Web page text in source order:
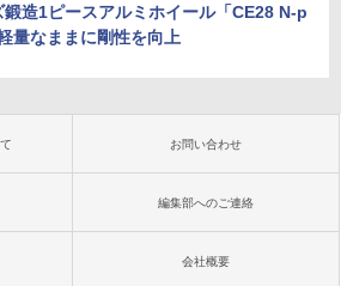
鍛造1ピースアルミホイール「CE28 N-p
量なままに剛性を向上
お問い合わせ
編集部へのご連絡
会社概要